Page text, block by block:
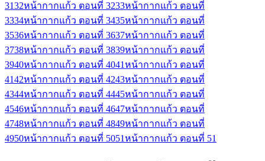
3132หน้ากากแก้ว ตอนที่ 3233หน้ากากแก้ว ตอนที่
3334หน้ากากแก้ว ตอนที่ 3435หน้ากากแก้ว ตอนที่
3536หน้ากากแก้ว ตอนที่ 3637หน้ากากแก้ว ตอนที่
3738หน้ากากแก้ว ตอนที่ 3839หน้ากากแก้ว ตอนที่
3940หน้ากากแก้ว ตอนที่ 4041หน้ากากแก้ว ตอนที่
4142หน้ากากแก้ว ตอนที่ 4243หน้ากากแก้ว ตอนที่
4344หน้ากากแก้ว ตอนที่ 4445หน้ากากแก้ว ตอนที่
4546หน้ากากแก้ว ตอนที่ 4647หน้ากากแก้ว ตอนที่
4748หน้ากากแก้ว ตอนที่ 4849หน้ากากแก้ว ตอนที่
4950หน้ากากแก้ว ตอนที่ 5051หน้ากากแก้ว ตอนที่ 51